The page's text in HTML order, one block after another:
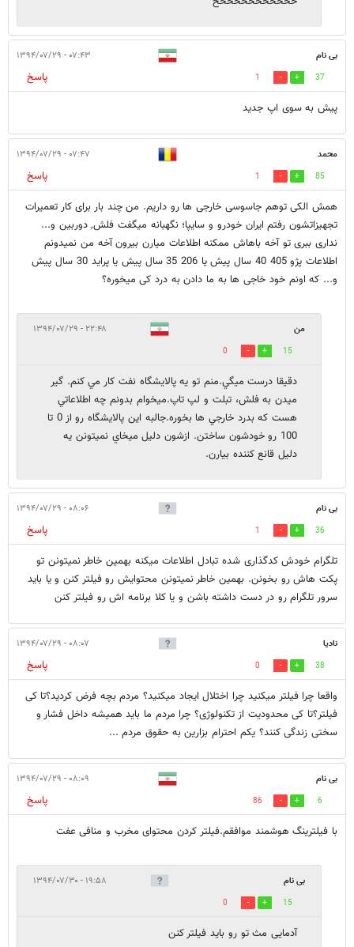
بی نام ۰۷:۴۳ - ۱۳۹۴/۰۷/۲۹
37
1
پاسخ
پیش به سوی اپ جدید
محمد ۰۷:۴۷ - ۱۳۹۴/۰۷/۲۹
85
1
پاسخ
همش الکی توهم جاسوسی خارجی ها رو داریم. من چند بار برای کار تعمیرات
تجهیزاتشون رفتم ایران خودرو و سایپا؛ نگهبانه میگفت فلش, دوربین و...
نداری ببری تو آخه باهاش ممکنه اطلاعات میارن بیرون آخه من نمیدونم
اطلاعات پژو 405 40 سال پیش یا 206 35 سال پیش یا پراید 30 سال پیش
و... که اونم خود خاجی ها به ما دادن به درد کی میخوره؟
من ۲۲:۴۸ - ۱۳۹۴/۰۷/۲۹
15
0
دقيقا درست ميگي.منم تو يه پالايشگاه نفت كار مي كنم. گير
ميدن به فلش، تبلت و لپ تاپ.ميخوام بدونم چه اطلاعاتي
هست كه بدرد خارجي ها بخوره.جالبه اين پالايشگاه رو از 0 تا
100 رو خودشون ساختن. ازشون دليل ميخاي نميتونن يه
دليل قانع كننده بيارن.
بی نام ۰۸:۰۶ - ۱۳۹۴/۰۷/۲۹
36
1
پاسخ
تلگرام خودش کدگذاری شده تبادل اطلاعات میکنه بهمین خاطر نمیتونن تو
پکت هاش رو بخونن. بهمین خاطر نمیتونن محتوایش رو فیلتر کنن و یا باید
سرور تلگرام رو در دست داشته باشن و یا کلا برنامه اش رو فیلتر کنن
نادیا ۰۸:۰۷ - ۱۳۹۴/۰۷/۲۹
38
0
پاسخ
واقعا چرا فیلتر میکنید چرا اختلال ایجاد میکنید؟ مردم بچه فرض کردید؟تا کی
فیلتر؟تا کی محدودیت از تکنولوژی؟ چرا مردم ما باید همیشه داخل فشار و
سختی زندگی کنند؟ یکم احترام بزارین به حقوق مردم ...
بی نام ۰۸:۰۹ - ۱۳۹۴/۰۷/۲۹
6
86
پاسخ
با فیلترینگ هوشمند موافقم.فیلتر کردن محتوای مخرب و منافی عفت
بی نام ۱۹:۵۸ - ۱۳۹۴/۰۷/۳۰
15
0
آدمایی مث تو رو باید فیلتر کنن